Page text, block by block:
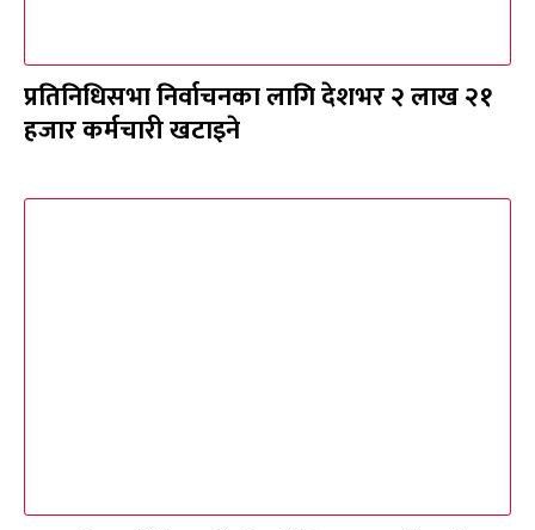
प्रतिनिधिसभा निर्वाचनका लागि देशभर २ लाख २१
हजार कर्मचारी खटाइने